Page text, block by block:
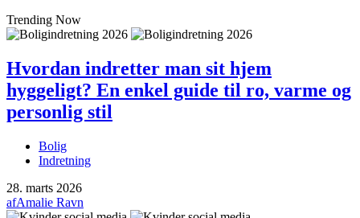
Trending Now
Hvordan indretter man sit hjem
hyggeligt? En enkel guide til ro, varme og
personlig stil
Bolig
Indretning
28. marts 2026
afAmalie Ravn